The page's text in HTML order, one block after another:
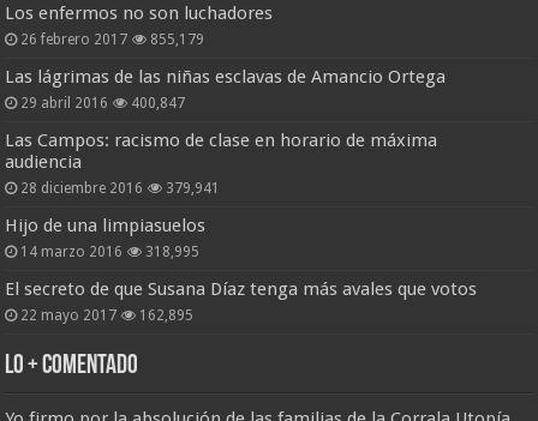
Los enfermos no son luchadores
26 febrero 2017 855,179
Las lágrimas de las niñas esclavas de Amancio Ortega
29 abril 2016 400,847
Las Campos: racismo de clase en horario de máxima
audiencia
28 diciembre 2016 379,941
Hijo de una limpiasuelos
14 marzo 2016 318,995
El secreto de que Susana Díaz tenga más avales que votos
22 mayo 2017 162,895
Lo + Comentado